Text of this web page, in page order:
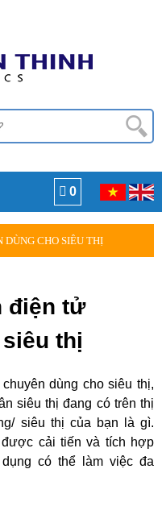
0
CHO SIÊU THỊ
điện tử
thị
chuyên dùng cho siêu thị,
siêu thị đang có trên thị
siêu thị của bạn là gì.
được cải tiến và tích hợp
có thể làm việc đa